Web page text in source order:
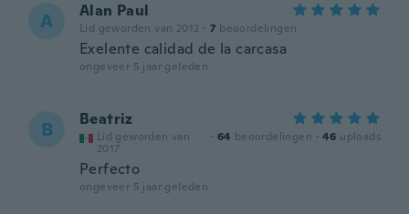
A Alan Paul
Lid geworden van 2012 · 7 beoordelingen
Exelente calidad de la carcasa
ongeveer 5 jaar geleden
B Beatriz
Lid geworden van
2017
· 64 beoordelingen · 46 uploads
Perfecto
ongeveer 5 jaar geleden